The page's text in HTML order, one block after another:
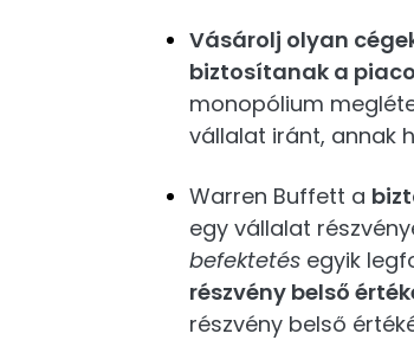
Vásárolj olyan
biztosítanak a
monopólium
vállalat iránt, annak
Warren Buffett a
egy vállalat
befektetés egyik
részvény belső
részvény belső